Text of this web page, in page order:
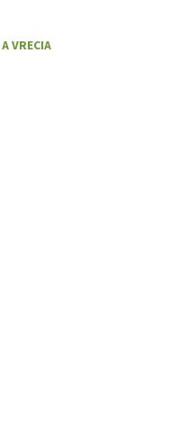
VRECIA